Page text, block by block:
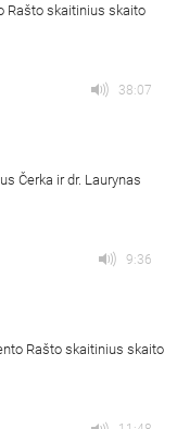
Rašto skaitinius skaito
38:07
Čerka ir dr. Laurynas
9:36
Rašto skaitinius skaito